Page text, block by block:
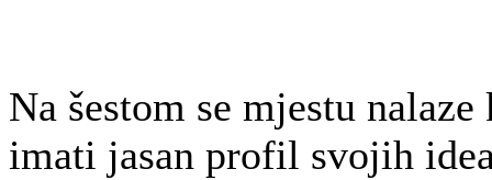
Na šestom se mjestu
imati jasan profil svojih